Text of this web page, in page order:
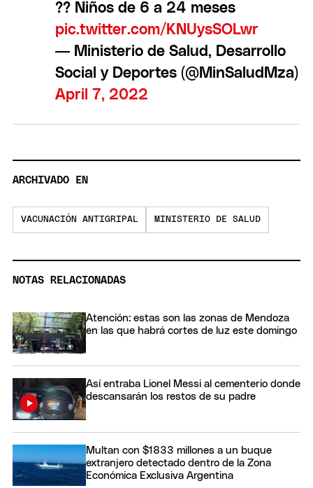
?? Niños de 6 a 24 meses
pic.twitter.com/KNUysSOLwr
— Ministerio de Salud, Desarrollo
Social y Deportes (@MinSaludMza)
April 7, 2022
ARCHIVADO EN
VACUNACIÓN ANTIGRIPAL MINISTERIO DE SALUD
NOTAS RELACIONADAS
Atención: estas son las zonas de Mendoza
en las que habrá cortes de luz este domingo
Así entraba Lionel Messi al cementerio donde
descansarán los restos de su padre
Multan con $1833 millones a un buque
extranjero detectado dentro de la Zona
Económica Exclusiva Argentina